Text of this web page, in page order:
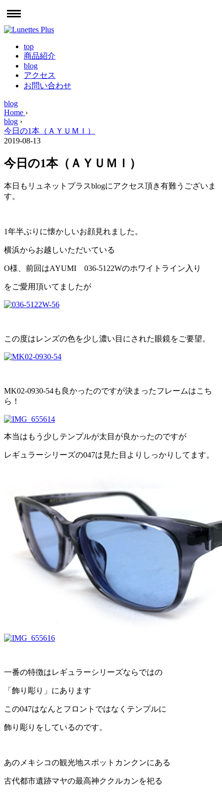
top
商品紹介
blog
アクセス
お問い合わせ
blog
Home ›
blog ›
今日の1本（ＡＹＵＭＩ）
2019-08-13
今日の1本（ＡＹＵＭＩ）
本日もリュネットプラスblogにアクセス頂き有難うございま
す。
1年半ぶりに懐かしいお顔見れました。
横浜からお越しいただいている
O様、前回はAYUMI 036-5122Wのホワイトライン入り
をご愛用頂いてましたが
この度はレンズの色を少し濃い目にされた眼鏡をご要望。
MK02-0930-54も良かったのですが決まったフレームはこち
ら！
本当はもう少しテンプルが太目が良かったのですが
レギュラーシリーズの047は見た目よりしっかりしてます。
一番の特徴はレギュラーシリーズならではの
「飾り彫り」にあります
この047はなんとフロントではなくテンプルに
飾り彫りをしているのです。
あのメキシコの観光地スポットカンクンにある
古代都市遺跡マヤの最高神ククルカンを祀る